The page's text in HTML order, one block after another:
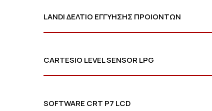
LANDI ΔΕΛΤΙΟ ΕΓΓΥΗΣΗΣ ΠΡΟΙΟΝΤΩΝ
CARTESIO LEVEL SENSOR LPG
SOFTWARE CRT P7 LCD